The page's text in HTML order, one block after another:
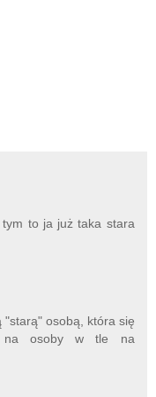
to ja już taka stara
"starą" osobą, która się
na osoby w tle na